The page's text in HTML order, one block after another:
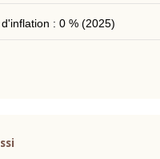
d'inflation : 0 % (2025)